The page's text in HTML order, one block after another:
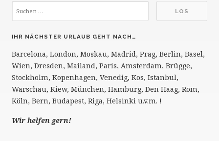
IHR NÄCHSTER URLAUB GEHT NACH…
Barcelona, London, Moskau, Madrid, Prag, Berlin, Basel,
Wien, Dresden, Mailand, Paris, Amsterdam, Brügge,
Stockholm, Kopenhagen, Venedig, Kos, Istanbul,
Warschau, Kiew, München, Hamburg, Den Haag, Rom,
Köln, Bern, Budapest, Riga, Helsinki u.v.m. !
Wir helfen gern!